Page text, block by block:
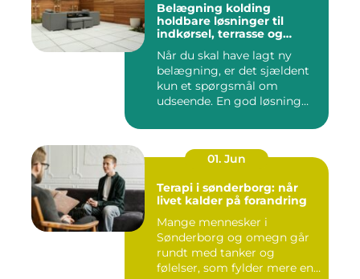
Belægning kolding
holdbare løsninger til
indkørsel, terrasse og
Når du skal have lagt ny
belægning, er det sjældent
kun et spørgsmål om
udseende. En god løsning
01. Jun
Terapi i sønderborg: når
livet kalder på forandring
Mange mennesker i
Sønderborg og omegn går
rundt med tanker og
følelser, som fylder mere end